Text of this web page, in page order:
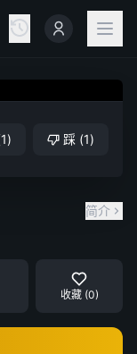
1) 踩 (1)
简介
收藏 (0)